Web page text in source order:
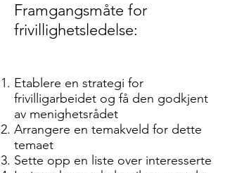
Framgangsmåte for
frivillighetsledelse:
Etablere en strategi for
frivilligarbeidet og få den godkjent
av menighetsrådet
Arrangere en temakveld for dette
temaet
Sette opp en liste over interesserte